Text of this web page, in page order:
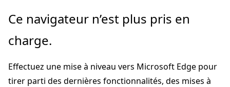
Passer
directement
au
principal
Ce navigateur n’est plus pris en
charge.
Effectuez une mise à niveau vers Microsoft Edge pour
tirer parti des dernières fonctionnalités, des mises à